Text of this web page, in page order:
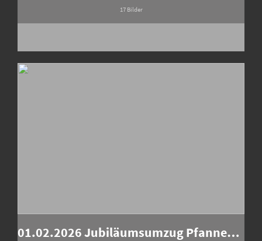
17 Bilder
01.02.2026 Jubiläumsumzug Pfanneschleckerzunft